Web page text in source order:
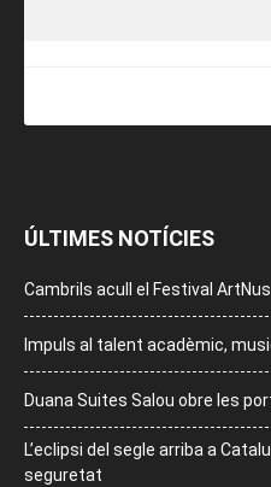
ÚLTIMES NOTÍCIES
Cambrils acull el Festival ArtNus
Impuls al talent acadèmic,
Duana Suites Salou obre les
L’eclipsi del segle arriba a
seguretat